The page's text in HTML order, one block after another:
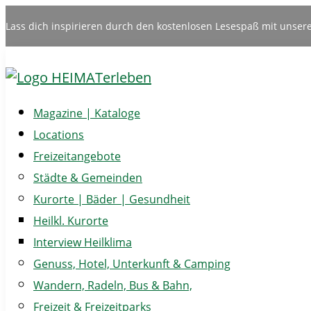
Lass dich inspirieren durch den kostenlosen Lesespaß mit
Magazine | Kataloge
Locations
Freizeitangebote
Städte & Gemeinden
Kurorte | Bäder | Gesundheit
Heilkl. Kurorte
Interview Heilklima
Genuss, Hotel, Unterkunft & Camping
Wandern, Radeln, Bus & Bahn,
Freizeit & Freizeitparks